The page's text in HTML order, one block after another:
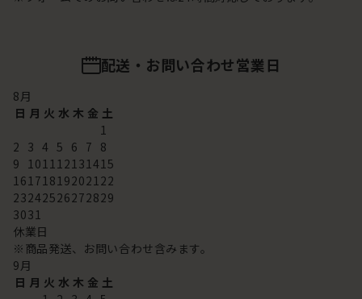
配送・お問い合わせ営業日
8月
日 月 火 水 木 金 土
1
2 3 4 5 6 7 8
9 101112131415
16171819202122
23242526272829
3031
休業日
※商品発送、お問い合わせ含みます。
9月
日 月 火 水 木 金 土